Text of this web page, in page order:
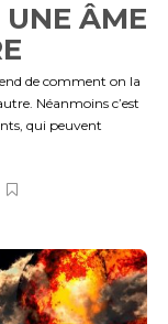
ÂME
de comment on la
Néanmoins c’est
qui peuvent